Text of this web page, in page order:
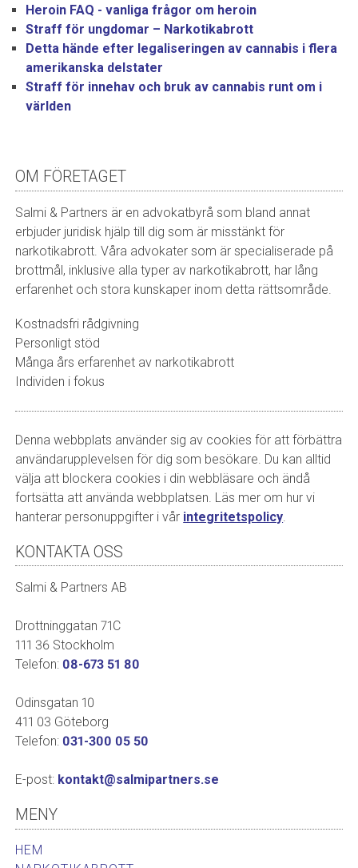
Heroin FAQ - vanliga frågor om heroin
Straff för ungdomar – Narkotikabrott
Detta hände efter legaliseringen av cannabis i flera
amerikanska delstater
Straff för innehav och bruk av cannabis runt om i
världen
OM FÖRETAGET
Salmi & Partners är en advokatbyrå som bland annat
erbjuder juridisk hjälp till dig som är misstänkt för
narkotikabrott. Våra advokater som är specialiserade på
brottmål, inklusive alla typer av narkotikabrott, har lång
erfarenhet och stora kunskaper inom detta rättsområde.
Kostnadsfri rådgivning
Personligt stöd
Många års erfarenhet av narkotikabrott
Individen i fokus
Denna webbplats använder sig av cookies för att förbättra
användarupplevelsen för dig som besökare. Du kan alltid
välja att blockera cookies i din webbläsare och ändå
fortsätta att använda webbplatsen. Läs mer om hur vi
hanterar personuppgifter i vår integritetspolicy
KONTAKTA OSS
Salmi & Partners AB
Drottninggatan 71C
111 36 Stockholm
Telefon: 08-673 51 80
Odinsgatan 10
411 03 Göteborg
Telefon: 031-300 05 50
E-post: kontakt@salmipartners.se
MENY
HEM